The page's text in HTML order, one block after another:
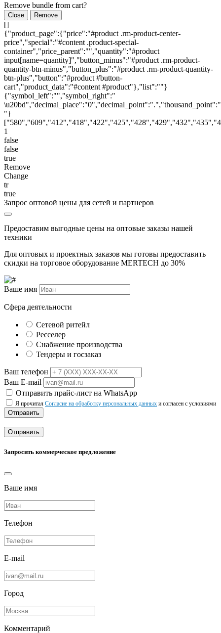
Remove bundle from cart?
Close Remove
[]
{"product_page":{"price":"#product .rm-product-center-
price","special":"#content .product-special-
container","price_parent":"","quantity":"#product
input[name=quantity]","button_minus":"#product .rm-product-
quantity-btn-minus","button_plus":"#product .rm-product-quantity-
btn-plus","button":"#product #button-
cart","product_data":"#content #product"},"list":""}
{"symbol_left":"","symbol_right":"
\u20bd","decimal_place":"0","decimal_point":".","thousand_point":"
"}
1
false
false
true
Remove
Change
tr
true
Запрос оптовой цены для сетей и партнеров
Предоставим выгодные цены на оптовые заказы нашей
техники
Для оптовых и проектных заказов мы готовы предоставить
скидки на торговое оборудование MERTECH до 30%
Ваше имя
Сфера деятельности
Сетевой ритейл
Ресселер
Снабжение производства
Тендеры и госзаказ
Ваш телефон
Ваш E-mail
Отправить прайс-лист на WhatsApp
Я прочитал Согласие на обработку персональных данных и согласен с условиями
Отправить
Отправить
Запросить коммерческое предложение
Ваше имя
Телефон
E-mail
Город
Комментарий